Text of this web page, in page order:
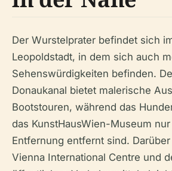
Der Wurstelprater befindet sich
Leopoldstadt, in dem sich auch
Sehenswürdigkeiten befinden.
Donaukanal bietet malerische
Bootstouren, während das
das KunstHausWien-Museum
Entfernung entfernt sind.
Vienna International Centre und